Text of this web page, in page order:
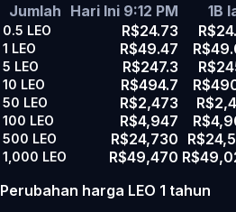
Jumlah Hari Ini 9:12 PM 1B
0.5 LEO R$24.73
1 LEO R$49.47
5 LEO R$247.3
10 LEO R$494.7
50 LEO R$2,473
100 LEO R$4,947
500 LEO R$24,730
1,000 LEO R$49,470
Perubahan harga LEO 1 tahun